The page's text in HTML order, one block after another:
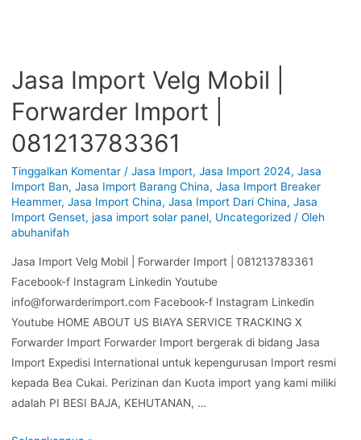
Jasa Import Velg Mobil |
Forwarder Import |
081213783361
Tinggalkan Komentar / Jasa Import, Jasa Import 2024, Jasa
Import Ban, Jasa Import Barang China, Jasa Import Breaker
Heammer, Jasa Import China, Jasa Import Dari China, Jasa
Import Genset, jasa import solar panel, Uncategorized/ Oleh
abuhanifah
Jasa Import Velg Mobil | Forwarder Import | 081213783361
Facebook-f Instagram Linkedin Youtube
info@forwarderimport.com Facebook-f Instagram Linkedin
Youtube HOME ABOUT US BIAYA SERVICE TRACKING X
Forwarder Import Forwarder Import bergerak di bidang Jasa
Import Expedisi International untuk kepengurusan Import resmi
kepada Bea Cukai. Perizinan dan Kuota import yang kami miliki
adalah PI BESI BAJA, KEHUTANAN, …